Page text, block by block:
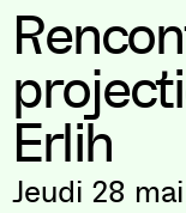
Erlih
Jeudi 28 mai